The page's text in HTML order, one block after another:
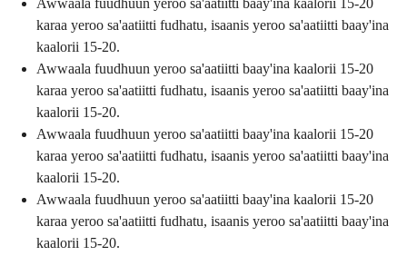
Awwaala fuudhuun yeroo sa'aatiitti baay'ina kaalorii 15-20
karaa yeroo sa'aatiitti fudhatu, isaanis yeroo sa'aatiitti baay'ina
kaalorii 15-20.
Awwaala fuudhuun yeroo sa'aatiitti baay'ina kaalorii 15-20
karaa yeroo sa'aatiitti fudhatu, isaanis yeroo sa'aatiitti baay'ina
kaalorii 15-20.
Awwaala fuudhuun yeroo sa'aatiitti baay'ina kaalorii 15-20
karaa yeroo sa'aatiitti fudhatu, isaanis yeroo sa'aatiitti baay'ina
kaalorii 15-20.
Awwaala fuudhuun yeroo sa'aatiitti baay'ina kaalorii 15-20
karaa yeroo sa'aatiitti fudhatu, isaanis yeroo sa'aatiitti baay'ina
kaalorii 15-20.